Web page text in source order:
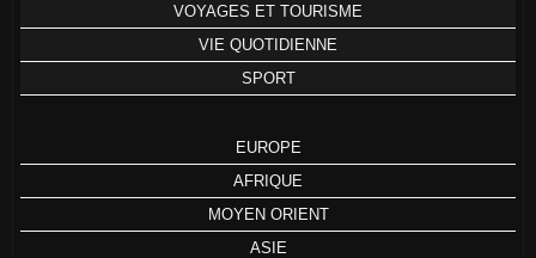
VOYAGES ET TOURISME
VIE QUOTIDIENNE
SPORT
EUROPE
AFRIQUE
MOYEN ORIENT
ASIE